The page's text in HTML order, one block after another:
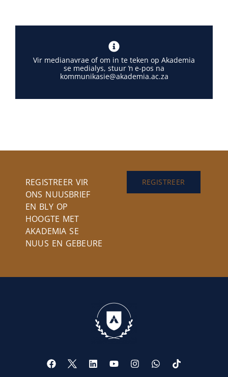
Vir medianavrae of om in te teken op Akademia
se medialys, stuur ŉ e-pos na
kommunikasie@akademia.ac.za
REGISTREER VIR
ONS NUUSBRIEF
EN BLY OP
HOOGTE MET
AKADEMIA SE
NUUS EN GEBEURE
REGISTREER